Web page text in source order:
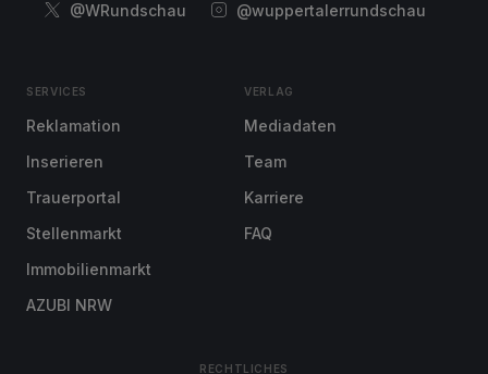
@WRundschau
@wuppertalerrundschau
SERVICES
Reklamation
Inserieren
Trauerportal
Stellenmarkt
Immobilienmarkt
AZUBI NRW
VERLAG
Mediadaten
Team
Karriere
FAQ
RECHTLICHES